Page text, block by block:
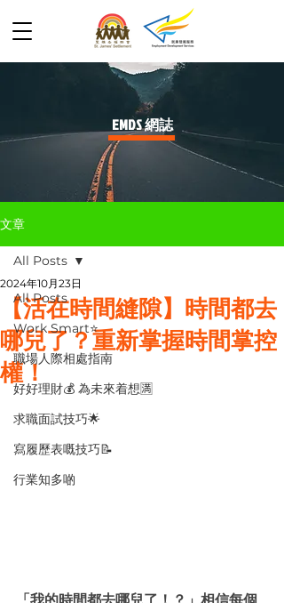
​EMDS 網誌
文章
All Posts
Work Smart⭐️
職場人際相處指南
好好理財💰 為未來着想🈵
求職面試技巧🌟
寫履歷表嘅技巧📝
行業知多啲
All Posts
【活在時間縫隙】時間都去
哪兒了？重新掌握時間掌控
權！
2024年10月23日